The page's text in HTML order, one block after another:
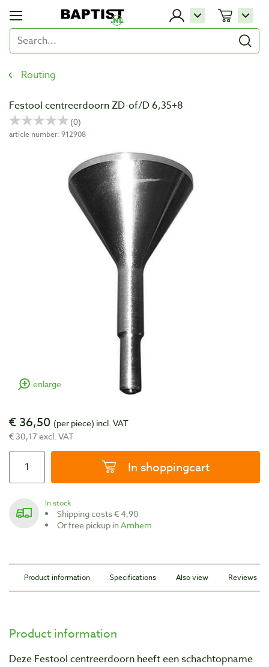
Routing
Festool centreerdoorn ZD-of/D 6,35+8
article number: 912908
enlarge
€ 36,50 (per piece) incl. VAT
€ 30,17 excl. VAT
In shoppingcart
In stock
Shipping costs € 4,90
Or free pickup inArnhem
Product information Specifications Also view Reviews
Product information
Deze Festool centreerdoorn heeft een schachtopname